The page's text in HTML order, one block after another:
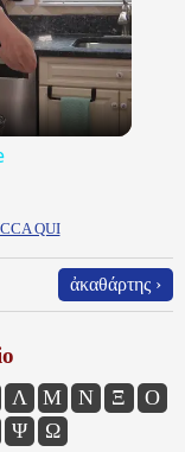
QUI
ἀκαθάρτης ›
Λ Μ Ν Ξ
Ο
Ψ Ω